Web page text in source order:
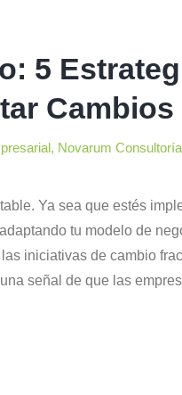
5
, Novarum Consultoría
Ya sea que estés
tu modelo de
iniciativas de cambio
señal de que las